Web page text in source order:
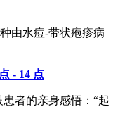
由水痘-带状疱疹病
- 14 点
者的亲身感悟：“起